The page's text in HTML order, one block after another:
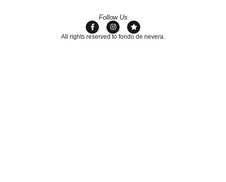
Follow Us
All rights reserved to fondo de nevera.